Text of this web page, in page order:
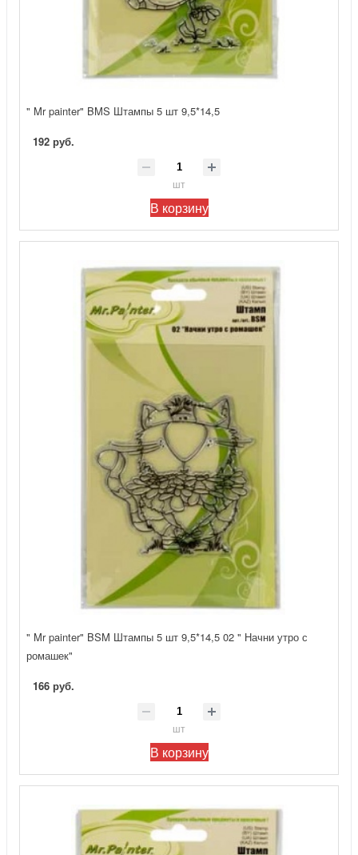
" Mr painter" BMS Штампы 5 шт 9,5*14,5
192 руб.
шт
В корзину
" Mr painter" BSM Штампы 5 шт 9,5*14,5 02 " Начни утро с
ромашек"
166 руб.
шт
В корзину